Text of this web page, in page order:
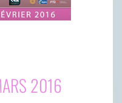
2016